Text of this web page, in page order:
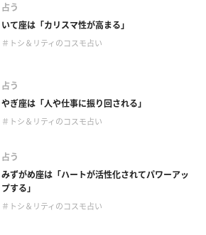
占う
いて座は「カリスマ性が高まる」
＃トシ＆リティのコスモ占い
占う
やぎ座は「人や仕事に振り回される」
＃トシ＆リティのコスモ占い
占う
みずがめ座は「ハートが活性化されてパワーアッ
プする」
＃トシ＆リティのコスモ占い